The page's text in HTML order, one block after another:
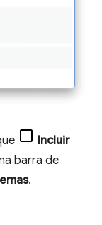
Incluir
barra de
.